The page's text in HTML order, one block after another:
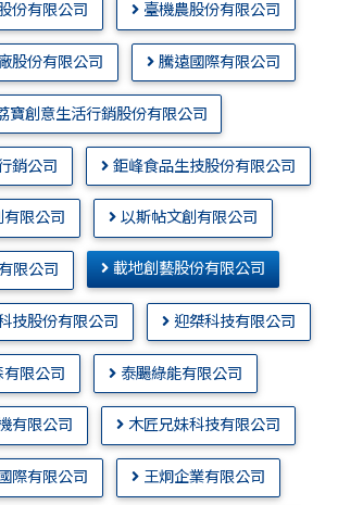
份有限公司 臺機農股份有限公司
股份有限公司 騰遠國際有限公司
寶創意生活行銷股份有限公司
銷公司 鉅峰食品生技股份有限公司
限公司 以斯帖文創有限公司
限公司 載地創藝股份有限公司
技股份有限公司 迎桀科技有限公司
有限公司 泰颺綠能有限公司
有限公司 木匠兄妹科技有限公司
際有限公司 王炯企業有限公司